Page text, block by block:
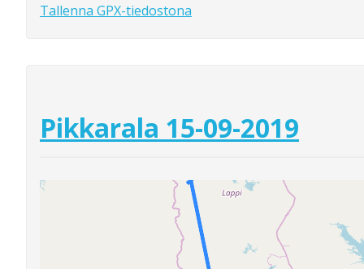
Tallenna GPX-tiedostona
Pikkarala 15-09-2019